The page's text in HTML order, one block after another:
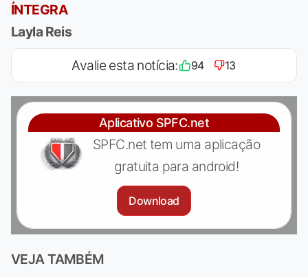
ÍNTEGRA
Layla Reis
Avalie esta notícia: 94 13
Aplicativo SPFC.net
SPFC.net tem uma aplicação
gratuita para android!
Download
VEJA TAMBÉM